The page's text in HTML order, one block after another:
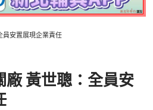
員安置展現企業責任
廠 黃世聰：全員安